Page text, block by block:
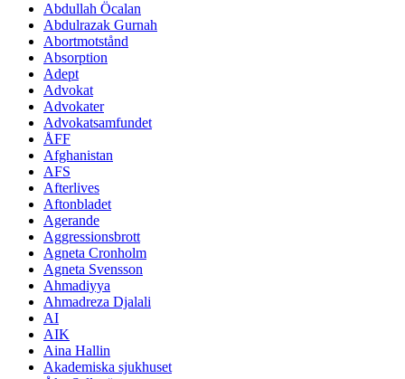
Abdullah Öcalan
Abdulrazak Gurnah
Abortmotstånd
Absorption
Adept
Advokat
Advokater
Advokatsamfundet
ÅFF
Afghanistan
AFS
Afterlives
Aftonbladet
Agerande
Aggressionsbrott
Agneta Cronholm
Agneta Svensson
Ahmadiyya
Ahmadreza Djalali
AI
AIK
Aina Hallin
Akademiska sjukhuset